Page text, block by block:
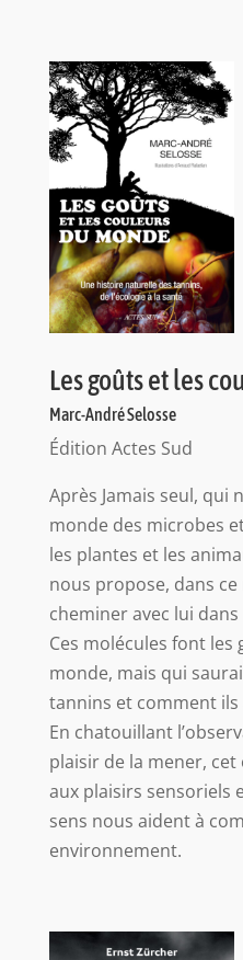
Les goûts et les
Marc-André Selosse
Édition Actes Sud
Après Jamais seul, qui
monde des microbes
les plantes et les
nous propose, dans
cheminer avec lui
Ces molécules font
monde, mais qui
tannins et comment ils
En chatouillant
plaisir de la mener,
aux plaisirs sensoriels
sens nous aident à
environnement.